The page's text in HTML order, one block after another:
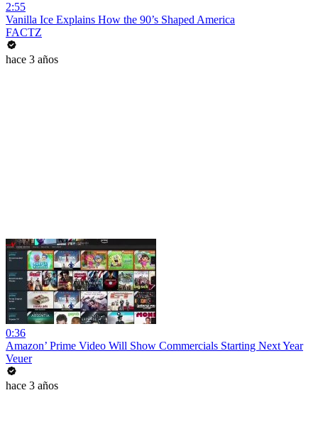
2:55
Vanilla Ice Explains How the 90’s Shaped America
FACTZ
hace 3 años
0:36
Amazon’ Prime Video Will Show Commercials Starting Next Year
Veuer
hace 3 años